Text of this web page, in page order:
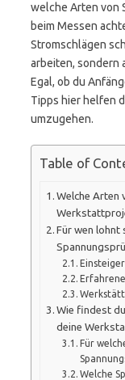
welche Arten von
beim Messen
Stromschlägen
arbeiten, sondern
Egal, ob du
Tipps hier helfen
umzugehen.
Table of
Welche Arten
Für wen lohnt
Wie findest
deine
Für
Welche